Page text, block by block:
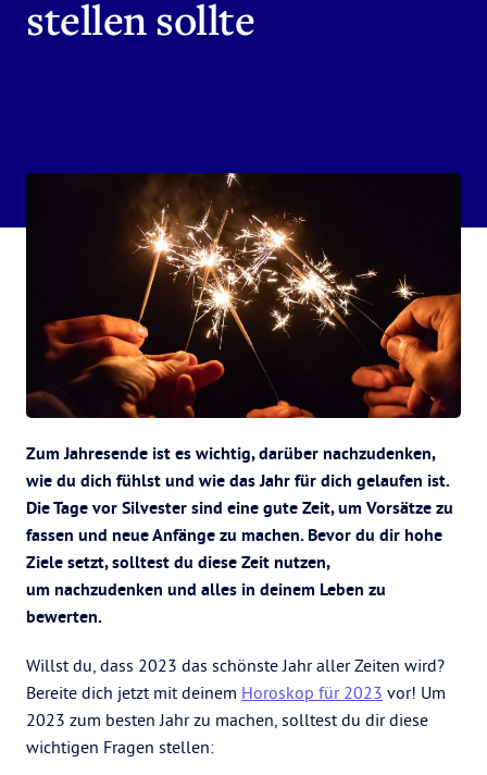
stellen sollte
Zum Jahresende ist es wichtig, darüber nachzudenken,
wie du dich fühlst und wie das Jahr für dich gelaufen ist.
Die Tage vor Silvester sind eine gute Zeit, um Vorsätze zu
fassen und neue Anfänge zu machen. Bevor du dir hohe
Ziele setzt, solltest du diese Zeit nutzen,
um nachzudenken und alles in deinem Leben zu
bewerten.
Willst du, dass 2023 das schönste Jahr aller Zeiten wird?
Bereite dich jetzt mit deinem Horoskop für 2023 vor! Um
2023 zum besten Jahr zu machen, solltest du dir diese
wichtigen Fragen stellen: